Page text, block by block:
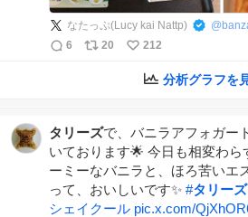
なたっぷ(Lucy kai Nattp) @
6
20 212
分析グラフを
タリーズで、バニラアフォガー
いております🌟 今日も相変わら
ーミーなバニラと、ほろ苦いエ
って、おいしいです✨ #タリーズ
シェイクール pic.x.com/